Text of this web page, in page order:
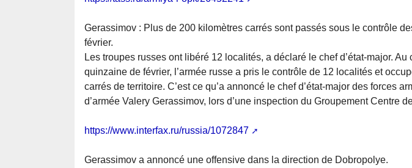
Gerassimov : Plus de 200 kilomètres carrés sont passés sous le contrôle
février.
Les troupes russes ont libéré 12 localités, a déclaré le chef d’état-major.
quinzaine de février, l’armée russe a pris le contrôle de 12 localités et
carrés de territoire. C’est ce qu’a annoncé le chef d’état-major des forces
d’armée Valery Gerassimov, lors d’une inspection du Groupement Centre
https://www.interfax.ru/russia/1072847
Gerassimov a annoncé une offensive dans la direction de Dobropolye.